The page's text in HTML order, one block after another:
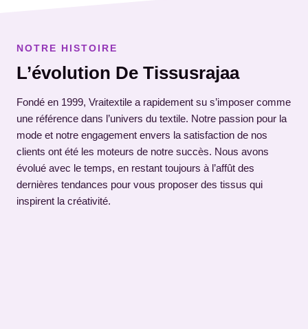
NOTRE HISTOIRE
L’évolution De Tissusrajaa
Fondé en 1999, Vraitextile a rapidement su s’imposer comme
une référence dans l’univers du textile. Notre passion pour la
mode et notre engagement envers la satisfaction de nos
clients ont été les moteurs de notre succès. Nous avons
évolué avec le temps, en restant toujours à l’affût des
dernières tendances pour vous proposer des tissus qui
inspirent la créativité.